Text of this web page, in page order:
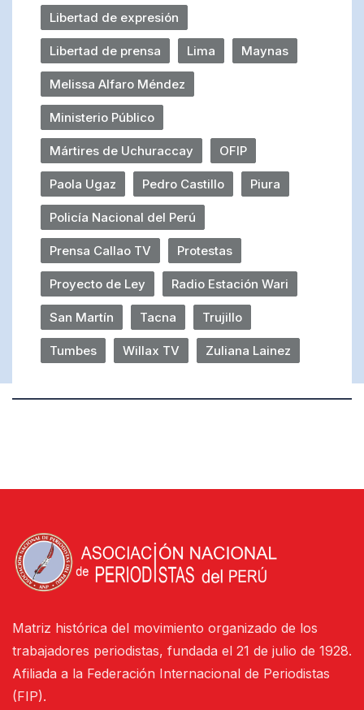
Libertad de expresión
Libertad de prensa Lima Maynas
Melissa Alfaro Méndez
Ministerio Público
Mártires de Uchuraccay OFIP
Paola Ugaz Pedro Castillo Piura
Policía Nacional del Perú
Prensa Callao TV Protestas
Proyecto de Ley Radio Estación Wari
San Martín Tacna Trujillo
Tumbes Willax TV Zuliana Lainez
Matriz histórica del movimiento organizado de los
trabajadores periodistas, fundada el 21 de julio de 1928.
Afiliada a la Federación Internacional de Periodistas
(FIP).